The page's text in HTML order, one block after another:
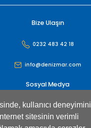
kullanıcı deneyimini
sitesinin verimli
Bize Ulaşın
0232 483 42 18
info@denizmar.com
Sosyal Medya